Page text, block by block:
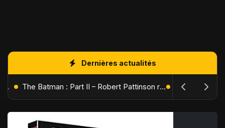
Dernières actualités
L'Âge de Glace : Le Réveil du Volcan – Manny, Sid et Diego de retour pour une aventure explosive The Batman : Part II – Robert Pattinson replonge dans les ténèbres de Gotham dès octobre 2027